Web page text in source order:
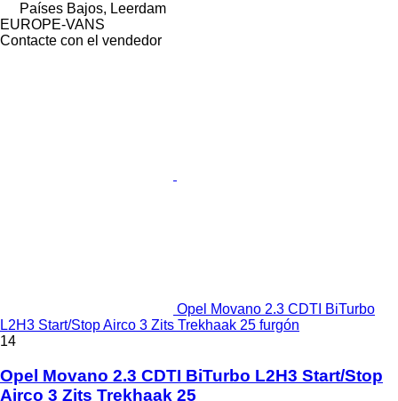
Países Bajos, Leerdam
EUROPE-VANS
Contacte con el vendedor
Opel Movano 2.3 CDTI BiTurbo
L2H3 Start/Stop Airco 3 Zits Trekhaak 25 furgón
14
Opel Movano 2.3 CDTI BiTurbo L2H3 Start/Stop
Airco 3 Zits Trekhaak 25